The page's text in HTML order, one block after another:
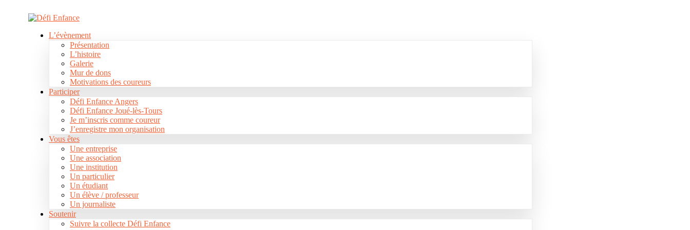
L’évènement
Présentation
L’histoire
Galerie
Mur de dons
Motivations des coureurs
Participer
Défi Enfance Angers
Défi Enfance Joué-lès-Tours
Je m’inscris comme coureur
J’enregistre mon organisation
Vous êtes
Une entreprise
Une association
Une institution
Un particulier
Un étudiant
Un élève / professeur
Un journaliste
Soutenir
Suivre la collecte Défi Enfance
L’évènement
Présentation
L’histoire
Galerie
Mur de dons
Motivations des coureurs
Participer
Défi Enfance Angers
Défi Enfance Joué-lès-Tours
Je m’inscris comme coureur
J’enregistre mon organisation
Vous êtes
Une entreprise
Une association
Une institution
Un particulier
Un étudiant
Un élève / professeur
Un journaliste
Soutenir
Suivre la collecte Défi Enfance